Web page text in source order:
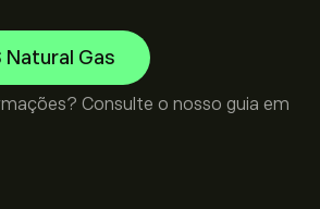
Natural Gas
Consulte o nosso guia em